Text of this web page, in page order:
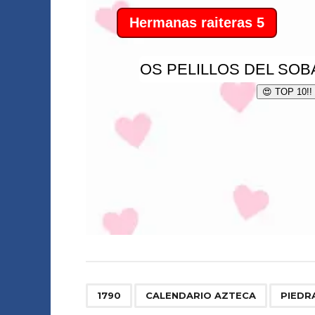
1790 CALENDARIO AZTECA